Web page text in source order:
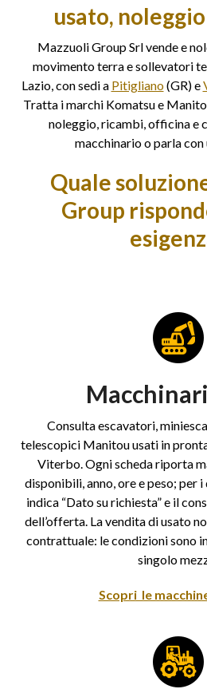
usato,
Mazzuoli Group Srl vende e
movimento terra e sollevatori
Lazio, con sedi a Pitigliano(GR) e
Tratta i marchi Komatsu e
noleggio, ricambi, officina e
macchinario o parla con
Quale
Group
Consulta escavatori,
telescopici Manitou usati in
Viterbo. Ogni scheda riporta
disponibili, anno, ore e peso; per
indica “Dato su richiesta” e il
dell’offerta. La vendita di usato
contrattuale: le condizioni sono
singolo
Scopri le